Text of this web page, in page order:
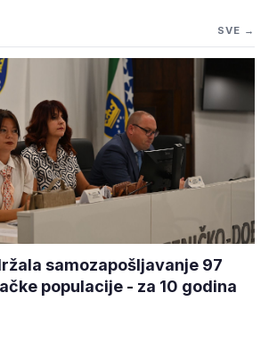
SVE →
samozapošljavanje 97
populacije - za 10 godina